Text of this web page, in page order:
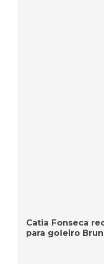
Catia Fonseca
para goleiro